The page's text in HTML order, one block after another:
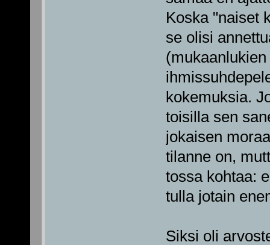
Koska "naiset
se olisi
kokemuksia.
toisilla sen
jokaisen
tilanne on,
tossa kohtaa:
tulla jotain
Siksi oli